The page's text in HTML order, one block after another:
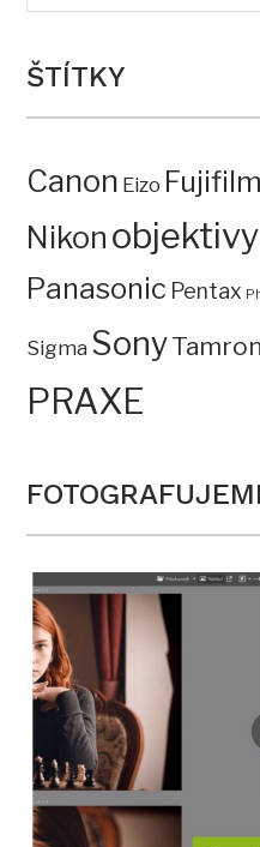
ŠTÍTKY
Canon Eizo Fujifilm
Nikon objektivy
Panasonic Pentax
Sigma SonyTamron
PRAXE